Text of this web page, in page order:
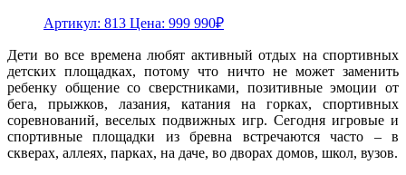
Артикул: 813 Цена: 999 990₽
Дети во все времена любят активный отдых на спортивных
детских площадках, потому что ничто не может заменить
ребенку общение со сверстниками, позитивные эмоции от
бега, прыжков, лазания, катания на горках, спортивных
соревнований, веселых подвижных игр. Сегодня игровые и
спортивные площадки из бревна встречаются часто – в
скверах, аллеях, парках, на даче, во дворах домов, школ, вузов.